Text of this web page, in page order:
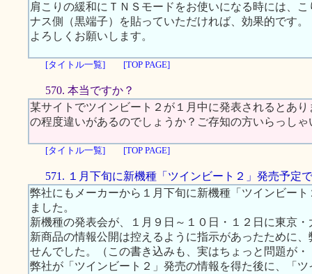
肩こりの緩和にＴＮＳモードをお使いになる時には、
ナス側（黒端子）を貼っていただければ、効果的です。
よろしくお願いします。
[タイトル一覧] [TOP PAGE]
570. 本当ですか？
某サイトでツインビート２が１月中に発表されるとあ
の程度違いがあるのでしょうか？ご存知の方いらっしゃ
[タイトル一覧] [TOP PAGE]
571. １月下旬に新機種「ツインビート２」発売予定
弊社にもメーカーから１月下旬に新機種「ツインビー
ました。
新機種の発表会が、１月９日～１０日・１２日に東京
新商品の情報公開は控えるように指示があったために
せんでした。（この書き込みも、実はちょっと問題が・
弊社が「ツインビート２」発売の情報を得た後に、「